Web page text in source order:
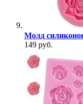
Молд
149 руб.